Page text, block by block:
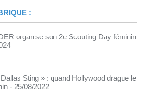
:
organise son 2e Scouting Day féminin
Sting » : quand Hollywood drague le
- 25/08/2022